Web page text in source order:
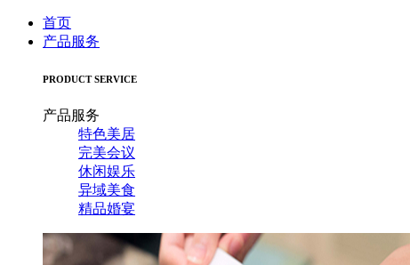
首页
产品服务
PRODUCT SERVICE
产品服务
特色美居
完美会议
休闲娱乐
异域美食
精品婚宴